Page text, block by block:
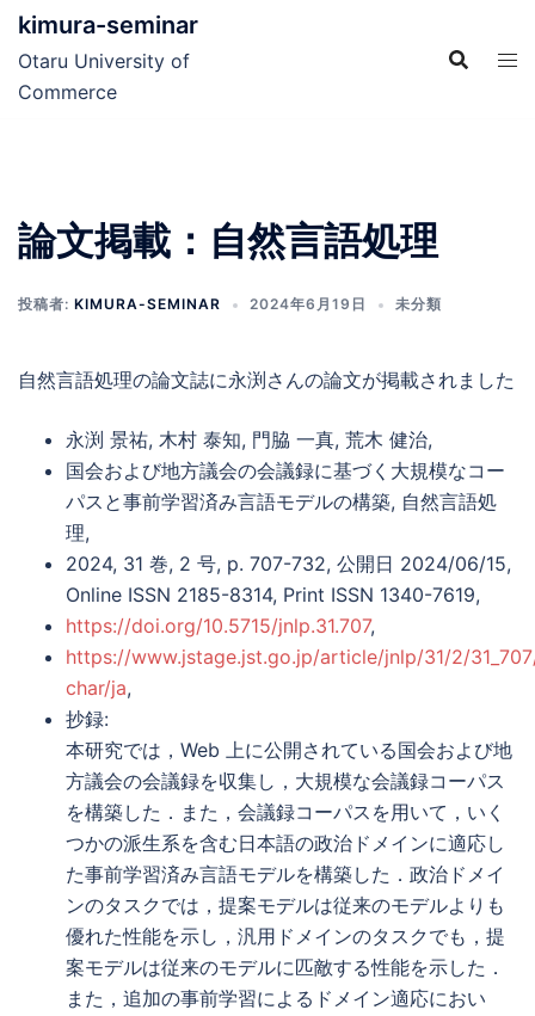
kimura-seminar
Otaru University of
Commerce
論文掲載：自然言語処理
投稿者: KIMURA-SEMINAR 2024年6月19日 未分類
自然言語処理の論文誌に永渕さんの論文が掲載されました
永渕 景祐, 木村 泰知, 門脇 一真, 荒木 健治,
国会および地方議会の会議録に基づく大規模なコー
パスと事前学習済み言語モデルの構築, 自然言語処
理,
2024, 31 巻, 2 号, p. 707-732, 公開日 2024/06/15,
Online ISSN 2185-8314, Print ISSN 1340-7619,
https://doi.org/10.5715/jnlp.31.707,
https://www.jstage.jst.go.jp/article/jnlp/31/2/
char/ja,
抄録:
本研究では，Web 上に公開されている国会および地
方議会の会議録を収集し，大規模な会議録コーパス
を構築した．また，会議録コーパスを用いて，いく
つかの派生系を含む日本語の政治ドメインに適応し
た事前学習済み言語モデルを構築した．政治ドメイ
ンのタスクでは，提案モデルは従来のモデルよりも
優れた性能を示し，汎用ドメインのタスクでも，提
案モデルは従来のモデルに匹敵する性能を示した．
また，追加の事前学習によるドメイン適応におい